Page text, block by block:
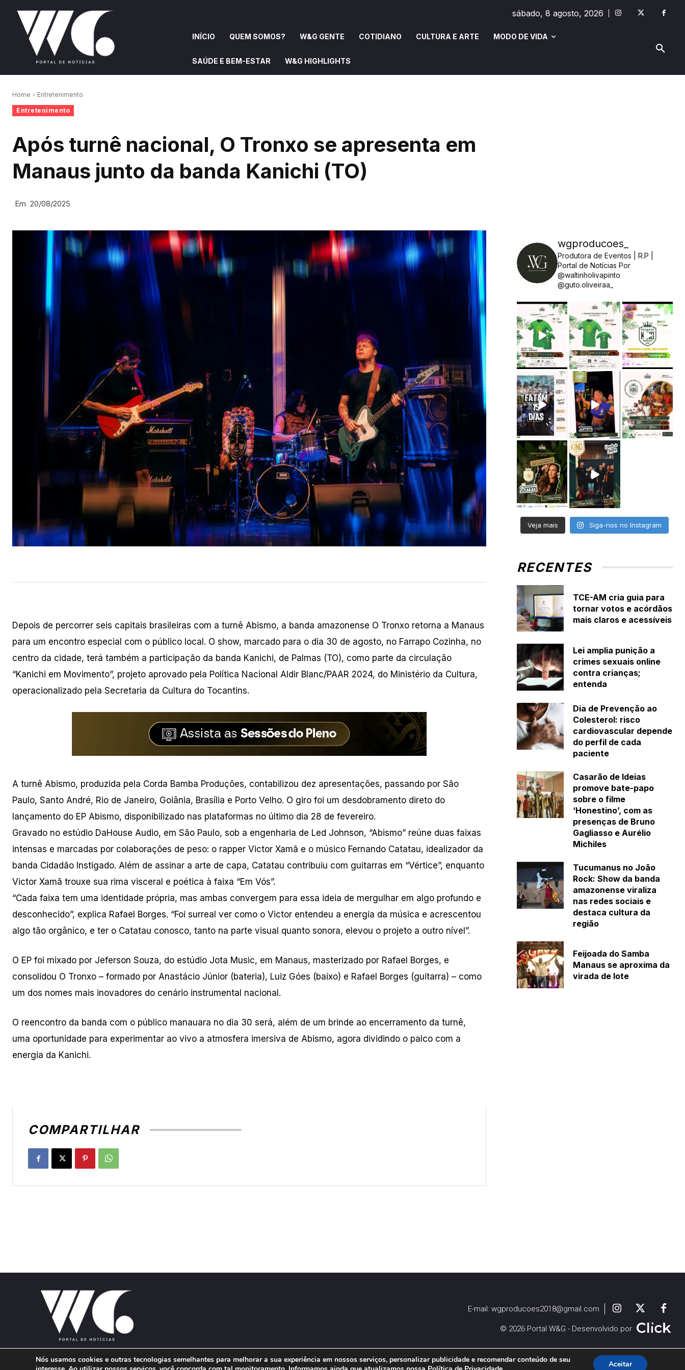
sábado, 8 agosto, 2026
INÍCIO QUEM SOMOS? W&G GENTE COTIDIANO CULTURA E ARTE MODO DE VIDA
SAÚDE E BEM-ESTAR W&G HIGHLIGHTS
Home Entretenimento
Entretenimento
Após turnê nacional, O Tronxo se apresenta em
Manaus junto da banda Kanichi (TO)
Em 20/08/2025
Depois de percorrer seis capitais brasileiras com a turnê Abismo, a banda amazonense O Tronxo retorna a Manaus
para um encontro especial com o público local. O show, marcado para o dia 30 de agosto, no Farrapo Cozinha, no
centro da cidade, terá também a participação da banda Kanichi, de Palmas (TO), como parte da circulação
“Kanichi em Movimento”, projeto aprovado pela Política Nacional Aldir Blanc/PAAR 2024, do Ministério da Cultura,
operacionalizado pela Secretaria da Cultura do Tocantins.
A turnê Abismo, produzida pela Corda Bamba Produções, contabilizou dez apresentações, passando por São
Paulo, Santo André, Rio de Janeiro, Goiânia, Brasília e Porto Velho. O giro foi um desdobramento direto do
lançamento do EP Abismo, disponibilizado nas plataformas no último dia 28 de fevereiro.
Gravado no estúdio DaHouse Audio, em São Paulo, sob a engenharia de Led Johnson, “Abismo” reúne duas faixas
intensas e marcadas por colaborações de peso: o rapper Victor Xamã e o músico Fernando Catatau, idealizador da
banda Cidadão Instigado. Além de assinar a arte de capa, Catatau contribuiu com guitarras em “Vértice”, enquanto
Victor Xamã trouxe sua rima visceral e poética à faixa “Em Vós”.
“Cada faixa tem uma identidade própria, mas ambas convergem para essa ideia de mergulhar em algo profundo e
desconhecido”, explica Rafael Borges. “Foi surreal ver como o Victor entendeu a energia da música e acrescentou
algo tão orgânico, e ter o Catatau conosco, tanto na parte visual quanto sonora, elevou o projeto a outro nível”.
O EP foi mixado por Jeferson Souza, do estúdio Jota Music, em Manaus, masterizado por Rafael Borges, e
consolidou O Tronxo – formado por Anastácio Júnior (bateria), Luiz Góes (baixo) e Rafael Borges (guitarra) – como
um dos nomes mais inovadores do cenário instrumental nacional.
O reencontro da banda com o público manauara no dia 30 será, além de um brinde ao encerramento da turnê,
uma oportunidade para experimentar ao vivo a atmosfera imersiva de Abismo, agora dividindo o palco com a
energia da Kanichi.
COMPARTILHAR
wgproducoes_
Produtora de Eventos | R.P |
Portal de Notícias Por
@waltinholivapinto
@guto.oliveiraa_
Veja mais Siga-nos no Instagram
RECENTES
TCE-AM cria guia para
tornar votos e acórdãos
mais claros e acessíveis
Lei amplia punição a
crimes sexuais online
contra crianças;
entenda
Dia de Prevenção ao
Colesterol: risco
cardiovascular depende
do perfil de cada
paciente
Casarão de Ideias
promove bate-papo
sobre o filme
‘Honestino’, com as
presenças de Bruno
Gagliasso e Aurélio
Michiles
Tucumanus no João
Rock: Show da banda
amazonense viraliza
nas redes sociais e
destaca cultura da
região
Feijoada do Samba
Manaus se aproxima da
virada de lote
E-mail: wgproducoes2018@gmail.com
© 2026 Portal W&G - Desenvolvido por
Nós usamos cookies e outras tecnologias semelhantes para melhorar a sua experiência em nossos serviços, personalizar publicidade e recomendar conteúdo de seu
Aceitar